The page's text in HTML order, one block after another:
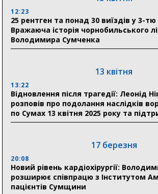
03 серпня
18:54
прифронтової Сумщини: перша група
18:30
Ніколаєнко: у Сумах погодили 115
відновлення житла майже на 6,6 млн
31 липня
21:01
До 19 400 гривень на паливо:
Сумщини пояснив, як отримати
12:23
25 рентген та понад 30 виїздів у 3-тю
Вражаюча історія чорнобильського
Володимира Сумченка
13 квітня
13:22
Відновлення після трагедії: Леонід
розповів про подолання наслідків
по Сумах 13 квітня 2025 року та
17 березня
20:08
Новий рівень кардіохірургії:
розширює співпрацю з Інститутом
пацієнтів Сумщини